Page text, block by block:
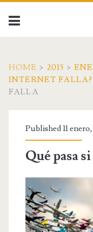
HOME > 2015 >
INTERNET FALLA?
FALLA
Published 11 enero,
Qué pasa